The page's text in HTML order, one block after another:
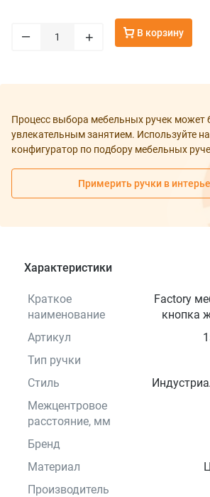
– + В корзину
Процесс выбора мебельных ручек может
увлекательным занятием. Используйте
конфигуратор по подбору мебельных
Примерить ручки в
Характеристики
Краткое
наименование
Factory
кнопка
Артикул
Тип ручки
Стиль
Межцентровое
расстояние, мм
Бренд
Материал
Производитель